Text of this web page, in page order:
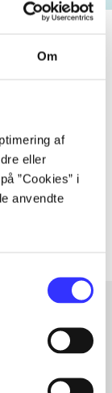
Om
af
eller
”Cookies” i
anvendte